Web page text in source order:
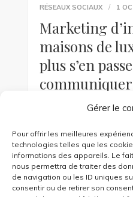
Gérer le
Pour offrir les meilleures
technologies telles que les
informations des appareils. Le
nous permettra de traiter des
de navigation ou les ID uniques
consentir ou de retirer son
RÉSEAUX SOCIAUX 1
Marketing
maisons de
plus s’en
communiquer
Le marketing
contenu visuel à
vidéos. […]
KEEP READING